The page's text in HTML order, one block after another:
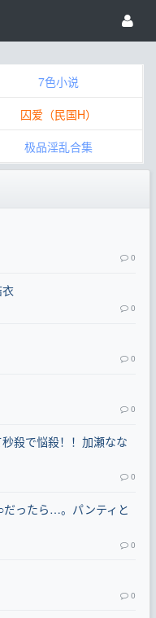
7色小说
囚爱（民国H）
极品淫乱合集
0
0
0
0
殺で悩殺！！加瀬なな
0
ったら…。パンティと
0
0